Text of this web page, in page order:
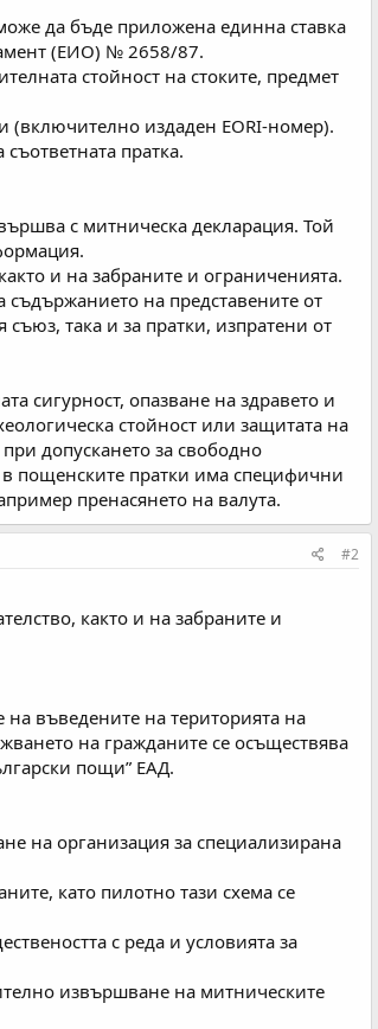
да бъде приложена единна ставка
(ЕИО) № 2658/87.
стойност на стоките, предмет
(включително издаден EORI-номер).
пратка.
с митническа декларация. Той
и на забраните и ограниченията.
на представените от
така и за пратки, изпратени от
сигурност, опазване на здравето и
стойност или защитата на
допускането за свободно
пощенските пратки има специфични
пренасянето на валута.
#2
както и на забраните и
въведените на територията на
на гражданите се осъществява
пощи” ЕАД.
на организация за специализирана
като пилотно тази схема се
с реда и условията за
извършване на митническите